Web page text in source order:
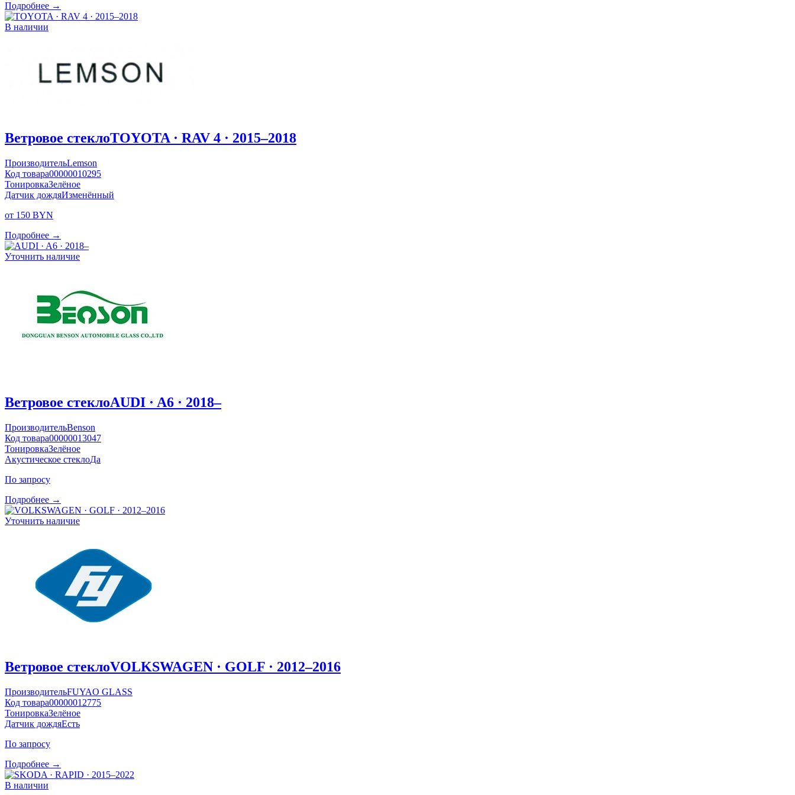
Подробнее →
В наличии
Ветровое стеклоTOYOTA · RAV 4 · 2015–2018
ПроизводительLemson
Код товара00000010295
ТонировкаЗелёное
Датчик дождяИзменённый
от 150 BYN
Подробнее →
Уточнить наличие
Ветровое стеклоAUDI · A6 · 2018–
ПроизводительBenson
Код товара00000013047
ТонировкаЗелёное
Акустическое стеклоДа
По запросу
Подробнее →
Уточнить наличие
Ветровое стеклоVOLKSWAGEN · GOLF · 2012–2016
ПроизводительFUYAO GLASS
Код товара00000012775
ТонировкаЗелёное
Датчик дождяЕсть
По запросу
Подробнее →
В наличии